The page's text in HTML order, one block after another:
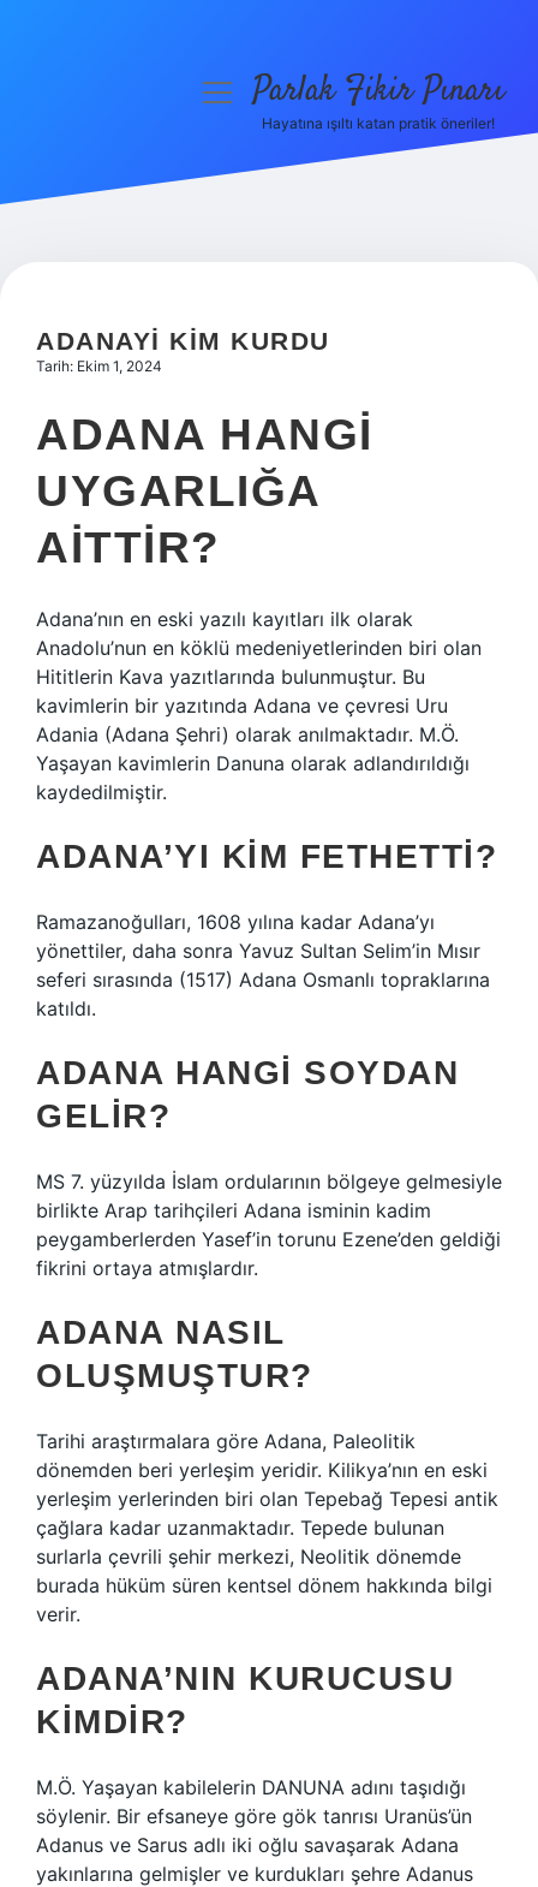
Hakkımızda
menüyüParlak Fikir Pınarı
Hayatına ışıltı katan pratik öneriler!
ADANAYI KIM KURDU
Tarih: Ekim 1, 2024
ADANA HANGI
UYGARLIĞA
AITTIR?
Adana’nın en eski yazılı kayıtları ilk olarak
Anadolu’nun en köklü medeniyetlerinden biri olan
Hititlerin Kava yazıtlarında bulunmuştur. Bu
kavimlerin bir yazıtında Adana ve çevresi Uru
Adania (Adana Şehri) olarak anılmaktadır. M.Ö.
Yaşayan kavimlerin Danuna olarak adlandırıldığı
kaydedilmiştir.
ADANA’YI KIM FETHETTI?
Ramazanoğulları, 1608 yılına kadar Adana’yı
yönettiler, daha sonra Yavuz Sultan Selim’in Mısır
seferi sırasında (1517) Adana Osmanlı topraklarına
katıldı.
ADANA HANGI SOYDAN
GELIR?
MS 7. yüzyılda İslam ordularının bölgeye gelmesiyle
birlikte Arap tarihçileri Adana isminin kadim
peygamberlerden Yasef’in torunu Ezene’den geldiği
fikrini ortaya atmışlardır.
ADANA NASIL
OLUŞMUŞTUR?
Tarihi araştırmalara göre Adana, Paleolitik
dönemden beri yerleşim yeridir. Kilikya’nın en eski
yerleşim yerlerinden biri olan Tepebağ Tepesi antik
çağlara kadar uzanmaktadır. Tepede bulunan
surlarla çevrili şehir merkezi, Neolitik dönemde
burada hüküm süren kentsel dönem hakkında bilgi
verir.
ADANA’NIN KURUCUSU
KIMDIR?
M.Ö. Yaşayan kabilelerin DANUNA adını taşıdığı
söylenir. Bir efsaneye göre gök tanrısı Uranüs’ün
Adanus ve Sarus adlı iki oğlu savaşarak Adana
yakınlarına gelmişler ve kurdukları şehre Adanus